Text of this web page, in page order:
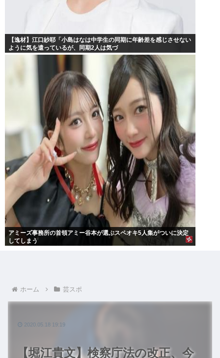
【逸材】江口紗耶「小島はなは中学生の同期に年齢差を感じさせない
ように気を遣っているが、同期2人は気づ
アミーズ事務所の首領アミー谷本が選ぶスペオキ5人集がついに決定
してしまう
ホーム 芸スポ
【堀江貴文】検察庁法の改正、今
2020.05.18 19:19